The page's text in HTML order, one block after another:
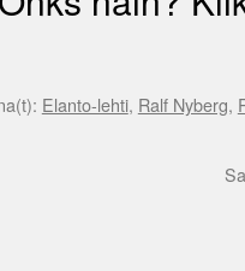
Elanto-lehti, Ralf Nyberg,